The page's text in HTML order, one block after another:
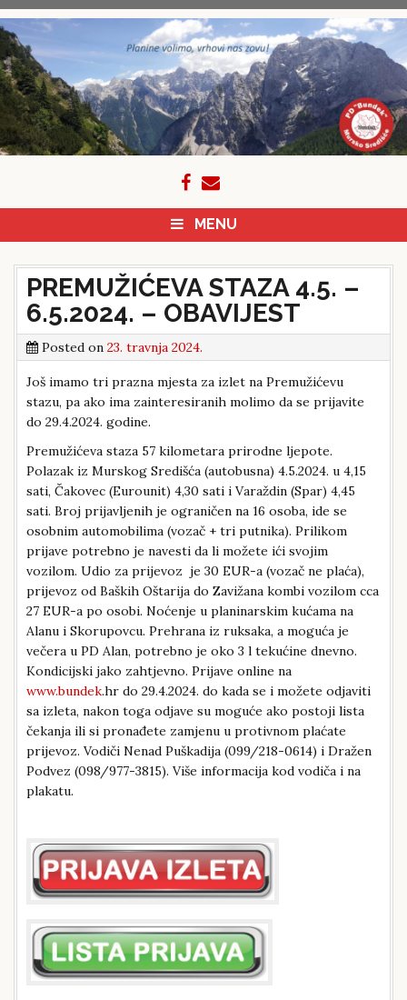
Skip
to
content
MENU
PREMUŽIĆEVA STAZA 4.5. –
6.5.2024. – OBAVIJEST
Posted on 23. travnja 2024.
Još imamo tri prazna mjesta za izlet na Premužićevu
stazu, pa ako ima zainteresiranih molimo da se prijavite
do 29.4.2024. godine.
Premužićeva staza 57 kilometara prirodne ljepote.
Polazak iz Murskog Središća (autobusna) 4.5.2024. u 4,15
sati, Čakovec (Eurounit) 4,30 sati i Varaždin (Spar) 4,45
sati. Broj prijavljenih je ograničen na 16 osoba, ide se
osobnim automobilima (vozač + tri putnika). Prilikom
prijave potrebno je navesti da li možete ići svojim
vozilom. Udio za prijevoz je 30 EUR-a (vozač ne plaća),
prijevoz od Baških Oštarija do Zavižana kombi vozilom cca
27 EUR-a po osobi. Noćenje u planinarskim kućama na
Alanu i Skorupovcu. Prehrana iz ruksaka, a moguća je
večera u PD Alan, potrebno je oko 3 l tekućine dnevno.
Kondicijski jako zahtjevno. Prijave online na
www.bundek.hr do 29.4.2024. do kada se i možete odjaviti
sa izleta, nakon toga odjave su moguće ako postoji lista
čekanja ili si pronađete zamjenu u protivnom plaćate
prijevoz. Vodiči Nenad Puškadija (099/218-0614) i Dražen
Podvez (098/977-3815). Više informacija kod vodiča i na
plakatu.